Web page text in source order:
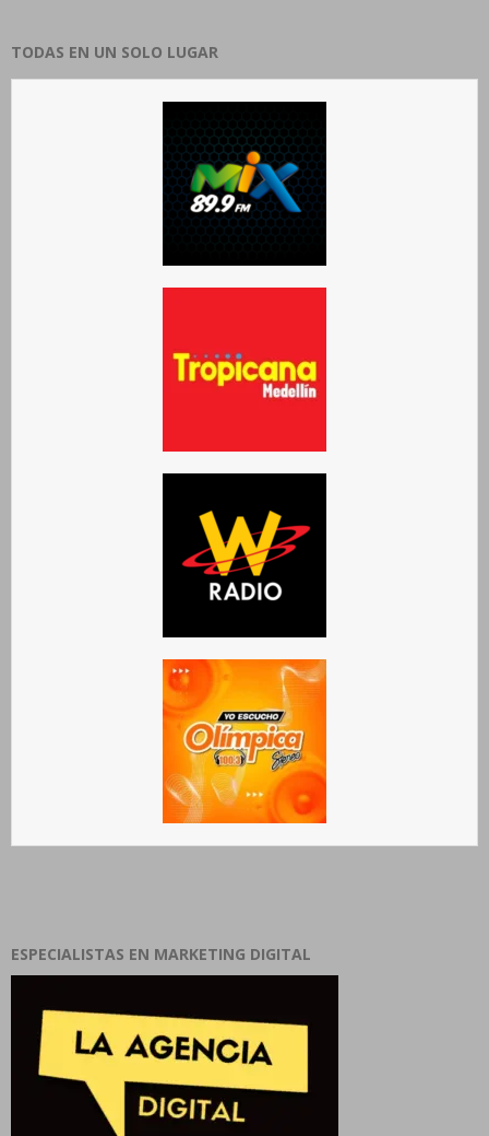
TODAS EN UN SOLO LUGAR
ESPECIALISTAS EN MARKETING DIGITAL